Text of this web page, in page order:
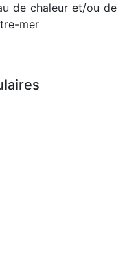
de chaleur et/ou de
mer